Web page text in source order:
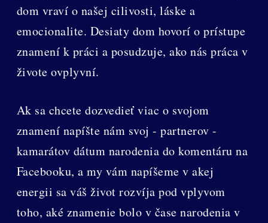
dom vraví o našej cilivosti, láske a
emocionalite. Desiaty dom hovorí o prístupe
znamení k práci a posudzuje, ako nás práca v
živote ovplyvní.
Ak sa chcete dozvedieť viac o svojom
znamení napíšte nám svoj - partnerov -
kamarátov dátum narodenia do komentáru na
Facebooku, a my vám napíšeme v akej
energii sa váš život rozvíja pod vplyvom
toho, aké znamenie bolo v čase narodenia v